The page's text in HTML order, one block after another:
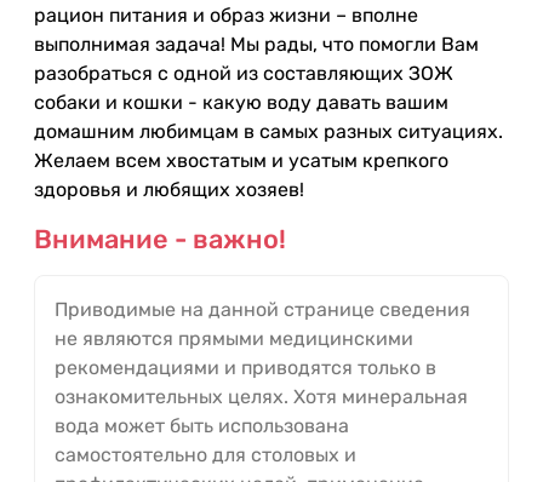
рацион питания и образ жизни – вполне
выполнимая задача! Мы рады, что помогли Вам
разобраться с одной из составляющих ЗОЖ
собаки и кошки - какую воду давать вашим
домашним любимцам в самых разных ситуациях.
Желаем всем хвостатым и усатым крепкого
здоровья и любящих хозяев!
Внимание - важно!
Приводимые на данной странице сведения
не являются прямыми медицинскими
рекомендациями и приводятся только в
ознакомительных целях. Хотя минеральная
вода может быть использована
самостоятельно для столовых и